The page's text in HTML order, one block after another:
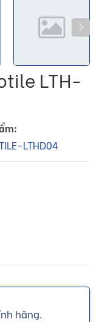
LTH-
LTHD04
hãng.